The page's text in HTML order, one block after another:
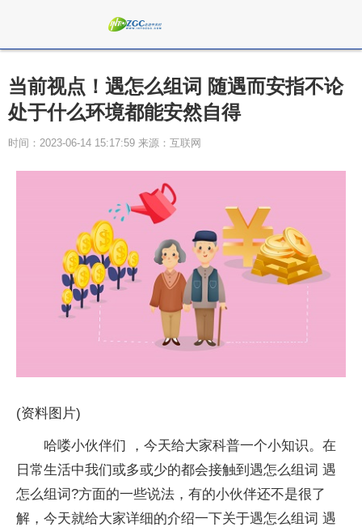
当前视点！遇怎么组词 随遇而安指不论
处于什么环境都能安然自得
时间：2023-06-14 15:17:59 来源：互联网
(资料图片)
哈喽小伙伴们 ，今天给大家科普一个小知识。在
日常生活中我们或多或少的都会接触到遇怎么组词 遇
怎么组词?方面的一些说法，有的小伙伴还不是很了
解，今天就给大家详细的介绍一下关于遇怎么组词 遇